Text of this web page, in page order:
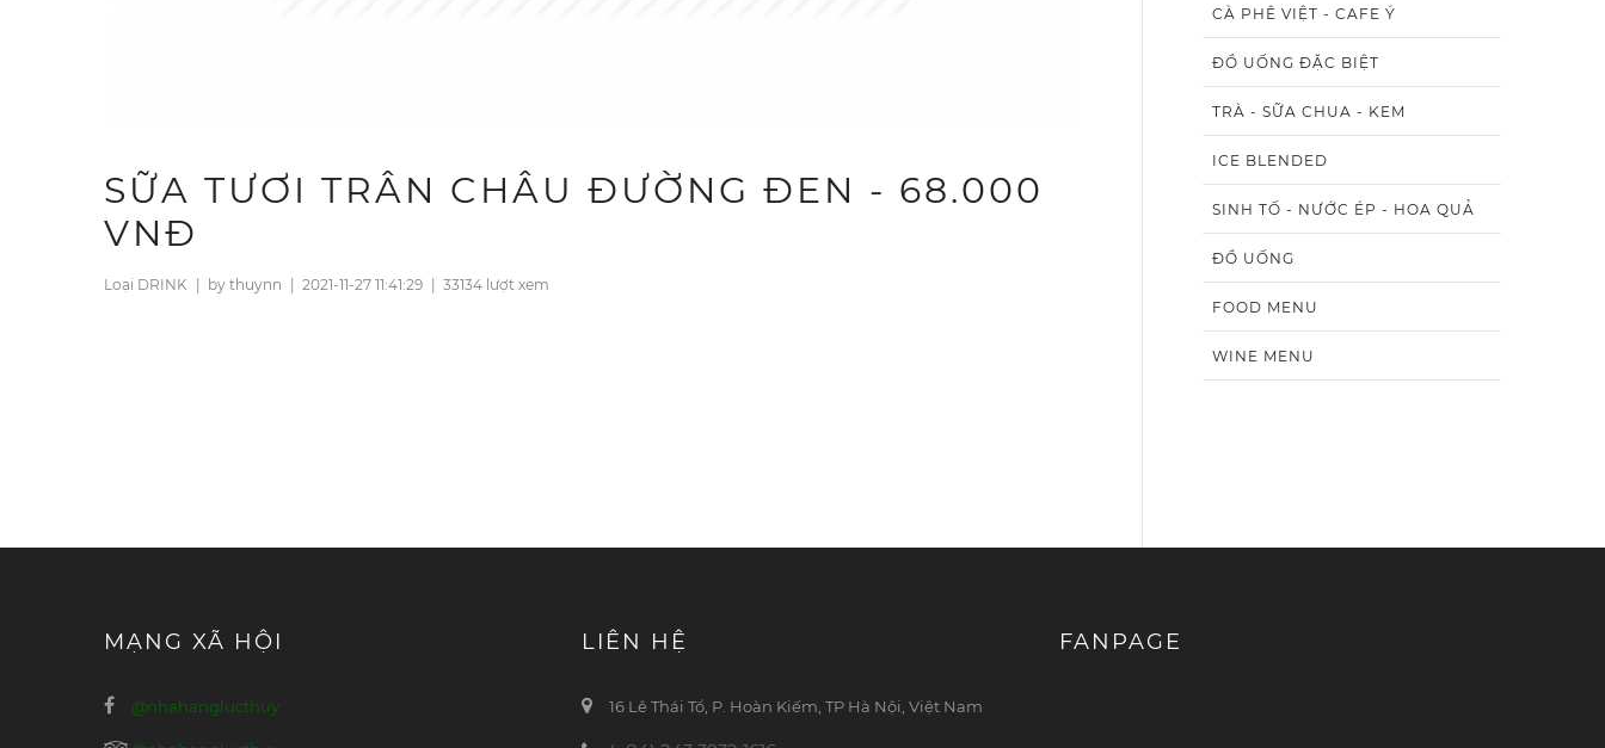
SỮA TƯƠI TRÂN CHÂU ĐƯỜNG ĐEN - 68.000
VNĐ
Loại DRINK by thuynn 2021-11-27 11:41:29 33134 lượt xem
CÀ PHÊ VIỆT - CAFE Ý
ĐỒ UỐNG ĐẶC BIỆT
TRÀ - SỮA CHUA - KEM
ICE BLENDED
SINH TỐ - NƯỚC ÉP - HOA QUẢ
ĐỒ UỐNG
FOOD MENU
WINE MENU
MẠNG XÃ HỘI
@nhahanglucthuy
LIÊN HỆ
16 Lê Thái Tổ, P. Hoàn Kiếm, TP Hà Nội, Việt Nam
FANPAGE